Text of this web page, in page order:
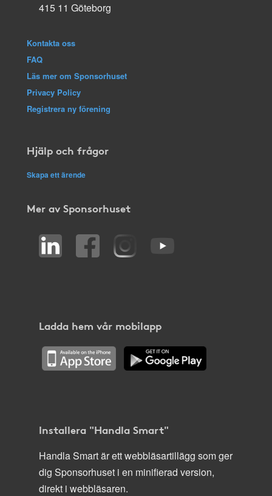
415 11 Göteborg
Kontakta oss
FAQ
Läs mer om Sponsorhuset
Privacy Policy
Registrera ny förening
Hjälp och frågor
Skapa ett ärende
Mer av Sponsorhuset
Ladda hem vår mobilapp
Installera "Handla Smart"
Handla Smart är ett webbläsartillägg som ger
dig Sponsorhuset i en minifierad version,
direkt i webbläsaren.